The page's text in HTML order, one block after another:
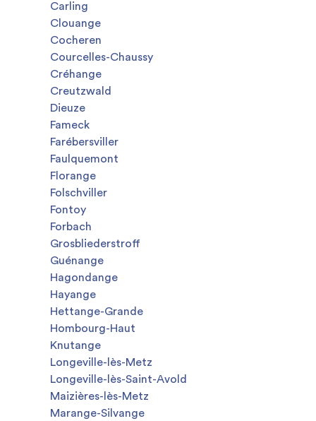
Carling
Clouange
Cocheren
Courcelles-Chaussy
Créhange
Creutzwald
Dieuze
Fameck
Farébersviller
Faulquemont
Florange
Folschviller
Fontoy
Forbach
Grosbliederstroff
Guénange
Hagondange
Hayange
Hettange-Grande
Hombourg-Haut
Knutange
Longeville-lès-Metz
Longeville-lès-Saint-Avold
Maizières-lès-Metz
Marange-Silvange